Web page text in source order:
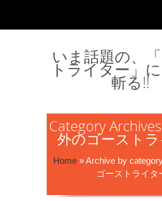
いま話題の、
トライター」
斬る!!
Category
外のゴースト
Home »Archive by
ゴーストライタ